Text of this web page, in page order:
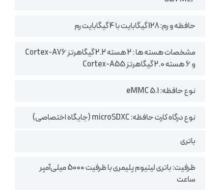
حافظه و رم: 128 گیگابایت با 4 گیگابایت رم
مشخصات هسته ها : 2 هسته 2.2 گیگاهرتز Cortex-A76
و 6 هسته 2.0 گیگاهرتز Cortex-A55
نوع حافظه: eMMC 5.1
نوع درگاه کارت حافظه: microSDXC (جایگاه اختصاصی)
باتری
ظرفیت: باتری لیتیوم پلیمری با ظرفیت 5000 میلی‌آمپر
ساعت